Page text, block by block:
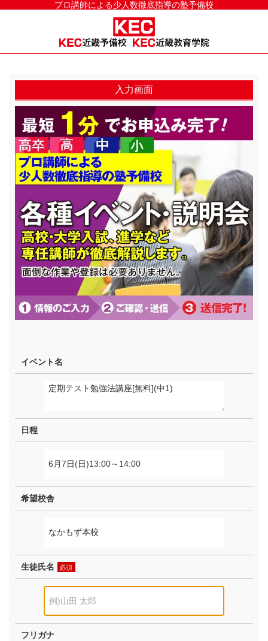
プロ講師による少人数徹底指導の塾予備校
入力画面
イベント名
日程
希望校舎
生徒氏名 必須
フリガナ